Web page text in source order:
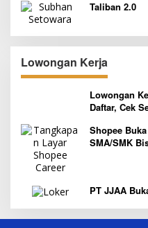
Taliban 2.0
Lowongan Kerja
Lowongan
Daftar, Cek
Shopee
SMA/SMK
PT JJAA